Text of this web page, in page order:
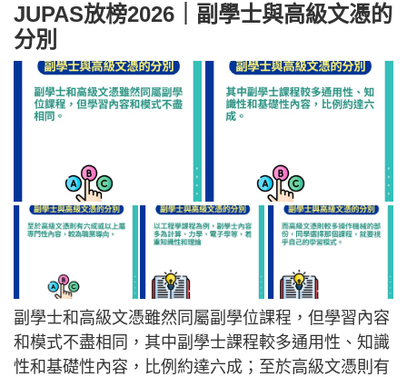
JUPAS放榜2026｜副學士與高級文憑的
分別
副學士和高級文憑雖然同屬副學位課程，但學習內容
和模式不盡相同，其中副學士課程較多通用性、知識
性和基礎性內容，比例約達六成；至於高級文憑則有